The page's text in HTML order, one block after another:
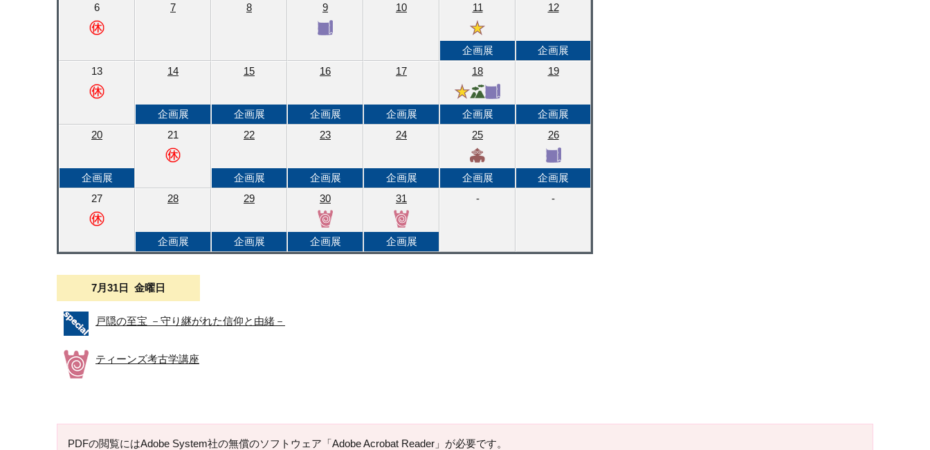
6 7 8 9 10 11
企画展
12
企画展
13
14
企画展
15
企画展
16
企画展
17
企画展
18
企画展
19
企画展
20
企画展
21 22
企画展
23
企画展
24
企画展
25
企画展
26
企画展
27
28
企画展
29
企画展
30
企画展
31
企画展
- -
7月31日 金曜日
戸隠の至宝 －守り継がれた信仰と由緒－
ティーンズ考古学講座
PDFの閲覧にはAdobe System社の無償のソフトウェア「Adobe Acrobat Reader」が必要です。